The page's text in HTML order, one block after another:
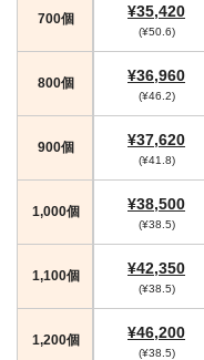
700個 ¥35,420
(¥50.6)
800個 ¥36,960
(¥46.2)
900個 ¥37,620
(¥41.8)
1,000個 ¥38,500
(¥38.5)
1,100個 ¥42,350
(¥38.5)
1,200個 ¥46,200
(¥38.5)